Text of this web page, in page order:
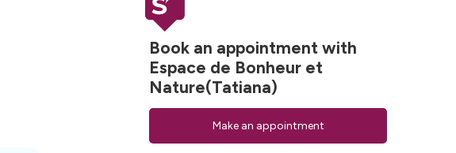
Book an appointment with
Espace de Bonheur et
Nature(Tatiana)
Make an appointment